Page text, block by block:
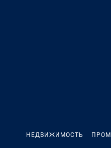
НЕДВИЖИМОСТЬ